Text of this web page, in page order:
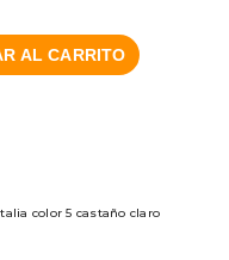
AL CARRITO
color 5 castaño claro